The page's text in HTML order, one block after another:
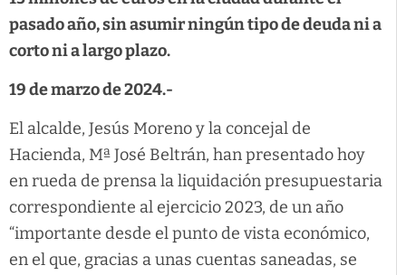
pasado año, sin asumir ningún tipo de deuda ni a
corto ni a largo plazo.
19 de marzo de 2024.-
El alcalde, Jesús Moreno y la concejal de
Hacienda, Mª José Beltrán, han presentado hoy
en rueda de prensa la liquidación presupuestaria
correspondiente al ejercicio 2023, de un año
“importante desde el punto de vista económico,
en el que, gracias a unas cuentas saneadas, se